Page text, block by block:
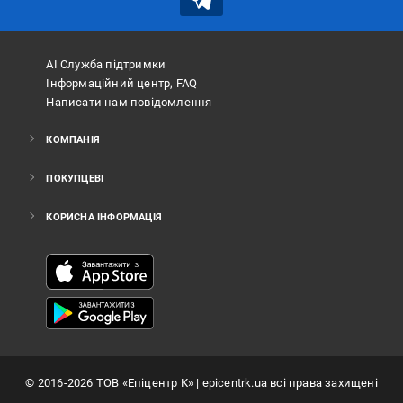
АІ Служба підтримки
Інформаційний центр, FAQ
Написати нам повідомлення
КОМПАНІЯ
ПОКУПЦЕВІ
КОРИСНА ІНФОРМАЦІЯ
© 2016-2026 ТОВ «Епіцентр К»| epicentrk.ua всі права захищені